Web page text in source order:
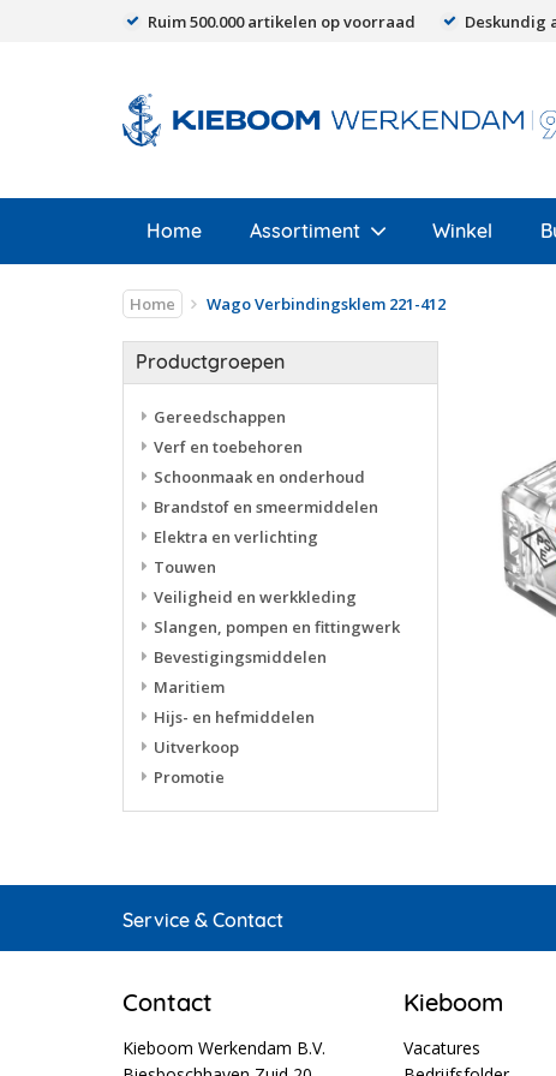
Ruim 500.000 artikelen op voorraad Deskundig
Home Assortiment Winkel
Home Wago Verbindingsklem 221-412
Productgroepen
Gereedschappen
Verf en toebehoren
Schoonmaak en onderhoud
Brandstof en smeermiddelen
Elektra en verlichting
Touwen
Veiligheid en werkkleding
Slangen, pompen en fittingwerk
Bevestigingsmiddelen
Maritiem
Hijs- en hefmiddelen
Uitverkoop
Promotie
Service & Contact
Contact
Kieboom Werkendam B.V.
Kieboom
Vacatures